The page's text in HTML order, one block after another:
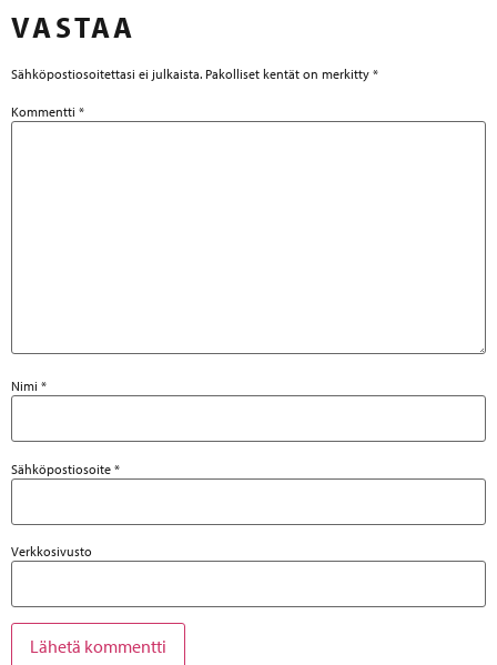
VASTAA
Sähköpostiosoitettasi ei julkaista. Pakolliset kentät on merkitty *
Kommentti *
Nimi *
Sähköpostiosoite *
Verkkosivusto